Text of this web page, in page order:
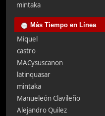
mintaka
Más Tiempo en Línea
Miquel
castro
MACysuscanon
latinquasar
mintaka
Manueleón Clavileño
Alejandro Quilez